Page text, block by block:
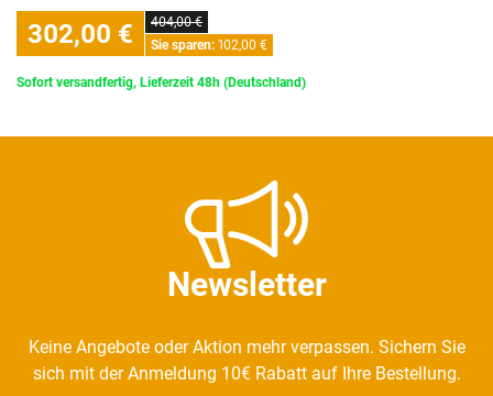
302,00 €
404,00 €
Sie sparen: 102,00 €
Sofort versandfertig, Lieferzeit 48h (Deutschland)
Newsletter
Keine Angebote oder Aktion mehr verpassen. Sichern Sie
sich mit der Anmeldung 10€ Rabatt auf Ihre Bestellung.